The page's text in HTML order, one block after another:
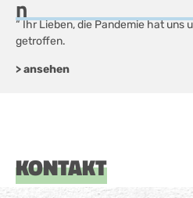
n
“ Ihr Lieben, die Pandemie hat uns
getroffen.
> ansehen
KONTAKT